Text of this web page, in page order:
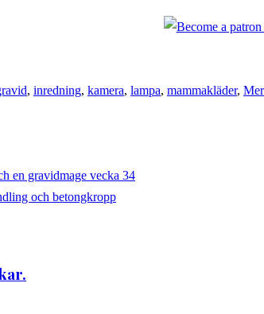
, inredning, kamera, lampa, mammakläder,
en gravidmage vecka 34
och betongkropp